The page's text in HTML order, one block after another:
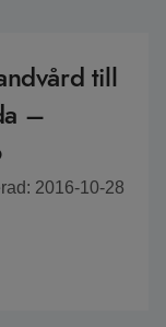
till
–
2016-10-28